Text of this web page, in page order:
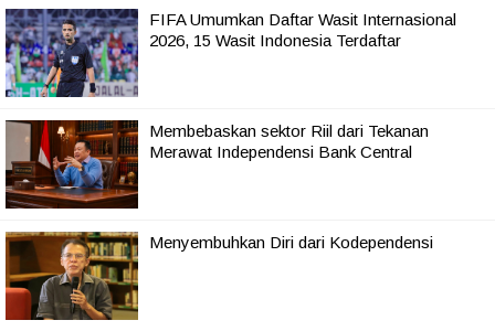
FIFA Umumkan Daftar Wasit Internasional
2026, 15 Wasit Indonesia Terdaftar
Membebaskan sektor Riil dari Tekanan
Merawat Independensi Bank Central
Menyembuhkan Diri dari Kodependensi